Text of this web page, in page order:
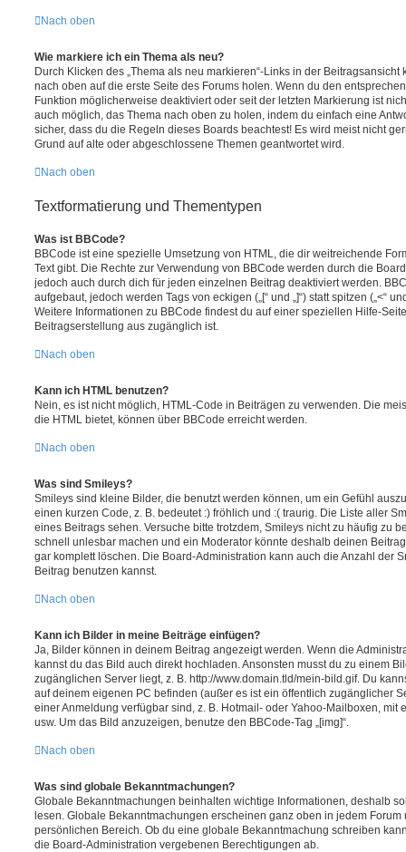
Nach oben
Wie markiere ich ein Thema als neu?
Durch Klicken des „Thema als neu markieren“-Links in der
nach oben auf die erste Seite des Forums holen. Wenn du den
Funktion möglicherweise deaktiviert oder seit der letzten Markierung ist
auch möglich, das Thema nach oben zu holen, indem du einfach eine
sicher, dass du die Regeln dieses Boards beachtest! Es wird meist nicht
Grund auf alte oder abgeschlossene Themen geantwortet wird.
Nach oben
Textformatierung und Thementypen
Was ist BBCode?
BBCode ist eine spezielle Umsetzung von HTML, die dir weitreichende
Text gibt. Die Rechte zur Verwendung von BBCode werden durch die
jedoch auch durch dich für jeden einzelnen Beitrag deaktiviert werden.
aufgebaut, jedoch werden Tags von eckigen („[“ und „]“) statt spitzen („<“
Weitere Informationen zu BBCode findest du auf einer speziellen Hilfe-
Beitragserstellung aus zugänglich ist.
Nach oben
Kann ich HTML benutzen?
Nein, es ist nicht möglich, HTML-Code in Beiträgen zu verwenden. Die
die HTML bietet, können über BBCode erreicht werden.
Nach oben
Was sind Smileys?
Smileys sind kleine Bilder, die benutzt werden können, um ein Gefühl
einen kurzen Code, z. B. bedeutet :) fröhlich und :( traurig. Die Liste aller
eines Beitrags sehen. Versuche bitte trotzdem, Smileys nicht zu häufig zu
schnell unlesbar machen und ein Moderator könnte deshalb deinen
gar komplett löschen. Die Board-Administration kann auch die Anzahl der
Beitrag benutzen kannst.
Nach oben
Kann ich Bilder in meine Beiträge einfügen?
Ja, Bilder können in deinem Beitrag angezeigt werden. Wenn die
kannst du das Bild auch direkt hochladen. Ansonsten musst du zu einem
zugänglichen Server liegt, z. B. http://www.domain.tld/mein-bild.gif. Du
auf deinem eigenen PC befinden (außer es ist ein öffentlich zugänglicher
einer Anmeldung verfügbar sind, z. B. Hotmail- oder Yahoo-Mailboxen, mit
usw. Um das Bild anzuzeigen, benutze den BBCode-Tag „[img]“.
Nach oben
Was sind globale Bekanntmachungen?
Globale Bekanntmachungen beinhalten wichtige Informationen, deshalb
lesen. Globale Bekanntmachungen erscheinen ganz oben in jedem
persönlichen Bereich. Ob du eine globale Bekanntmachung schreiben
die Board-Administration vergebenen Berechtigungen ab.